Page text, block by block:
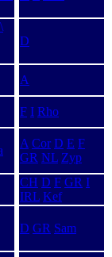
\
D
A
F I Rho
A Cor D E F
GR NL Zyp
CH D F GR I
IRL Kef
D GR Sam